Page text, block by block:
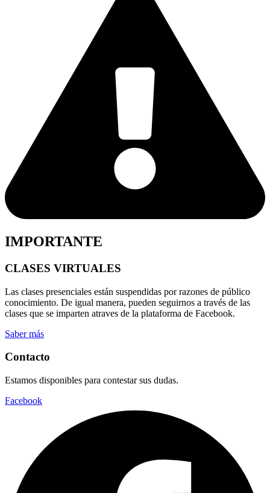
IMPORTANTE
CLASES VIRTUALES
Las clases presenciales están suspendidas por razones de público
conocimiento. De igual manera, pueden seguirnos a través de las
clases que se imparten atraves de la plataforma de Facebook.
Saber más
Contacto
Estamos disponibles para contestar sus dudas.
Facebook